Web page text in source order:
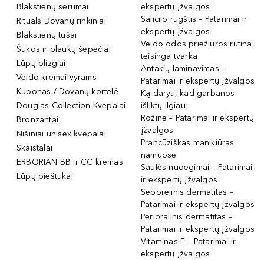
Blakstienų serumai
Rituals Dovanų rinkiniai
Blakstienų tušai
Šukos ir plaukų šepečiai
Lūpų blizgiai
Veido kremai vyrams
Kuponas / Dovanų kortelė
Douglas Collection Kvepalai
Bronzantai
Nišiniai unisex kvepalai
Skaistalai
ERBORIAN BB ir CC kremas
Lūpų pieštukai
ekspertų įžvalgos
Salicilo rūgštis – Patarimai ir
ekspertų įžvalgos
Veido odos priežiūros rutina:
teisinga tvarka
Antakių laminavimas –
Patarimai ir ekspertų įžvalgos
Ką daryti, kad garbanos
išliktų ilgiau
Rožinė – Patarimai ir ekspertų
įžvalgos
Prancūziškas manikiūras
namuose
Saulės nudegimai – Patarimai
ir ekspertų įžvalgos
Seborėjinis dermatitas –
Patarimai ir ekspertų įžvalgos
Perioralinis dermatitas –
Patarimai ir ekspertų įžvalgos
Vitaminas E – Patarimai ir
ekspertų įžvalgos